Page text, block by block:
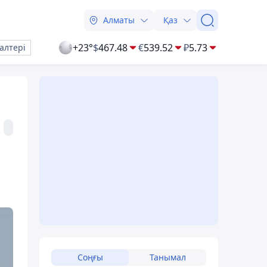
Алматы Қаз
+23°$467.48 €539.52 ₽5.73
Соңғы Танымал